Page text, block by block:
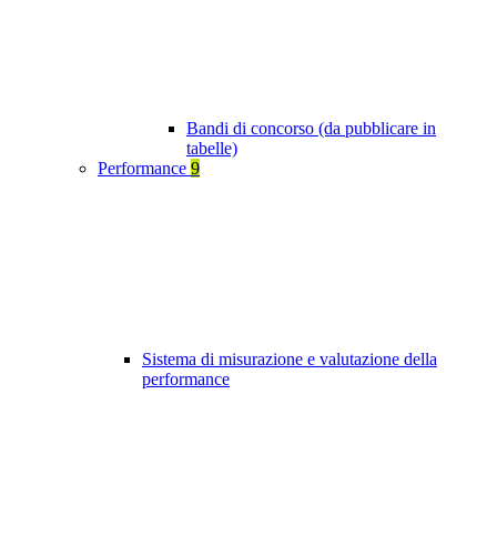
Bandi di concorso (da pubblicare in
tabelle)
Performance 9
Sistema di misurazione e valutazione della
performance